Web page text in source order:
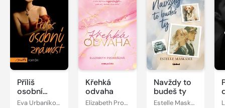
Příliš
osobní
známost
Eva Urbaníková
Křehká
odvaha
Elizabeth Prokešová
Navždy to
budeš ty
Estelle Maskame